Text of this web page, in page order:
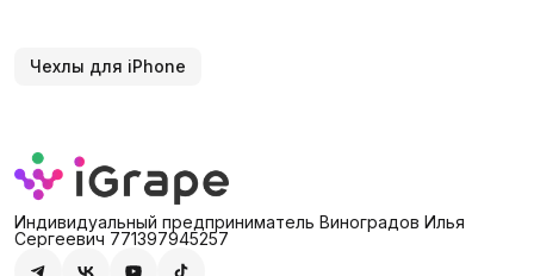
Чехлы для iPhone
Индивидуальный предприниматель Виноградов Илья
Сергеевич 771397945257